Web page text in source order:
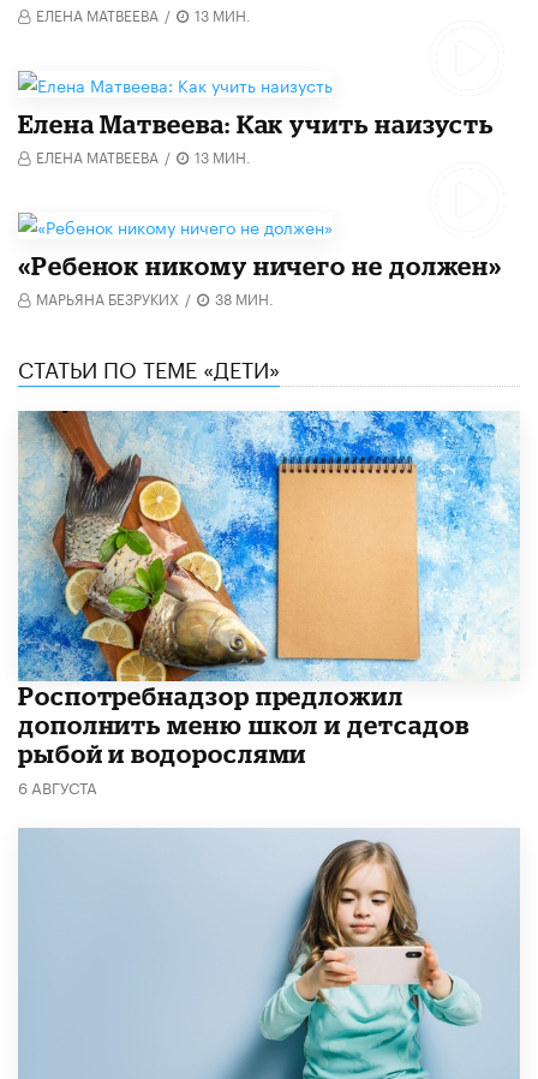
ЕЛЕНА МАТВЕЕВА / 13 МИН.
Елена Матвеева: Как учить наизусть
ЕЛЕНА МАТВЕЕВА / 13 МИН.
«Ребенок никому ничего не должен»
МАРЬЯНА БЕЗРУКИХ / 38 МИН.
СТАТЬИ ПО ТЕМЕ «ДЕТИ»
Роспотребнадзор предложил
дополнить меню школ и детсадов
рыбой и водорослями
6 АВГУСТА